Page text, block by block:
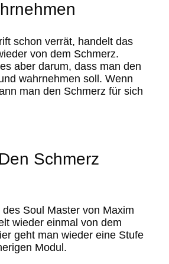
schon verrät, handelt das
von dem Schmerz.
aber darum, dass man den
wahrnehmen soll. Wenn
man den Schmerz für sich
Schmerz
Soul Master von Maxim
wieder einmal von dem
geht man wieder eine Stufe
Modul.